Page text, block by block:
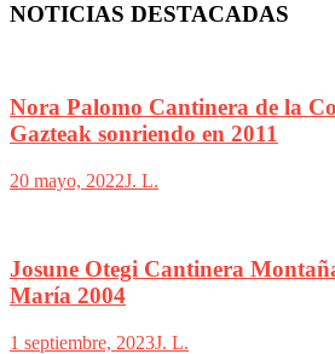
NOTICIAS DESTACADAS
Nora Palomo Cantinera de la
Gazteak sonriendo en 2011
20 mayo, 2022J. L.
Josune Otegi Cantinera
María 2004
1 septiembre, 2023J. L.